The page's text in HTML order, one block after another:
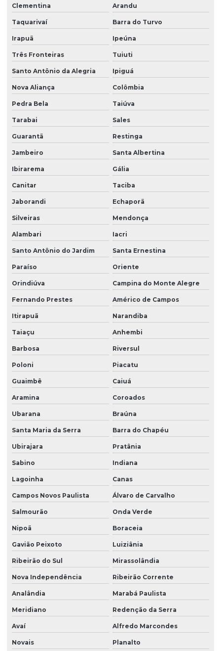
Clementina Arandu
Taquarivaí Barra do Turvo
Irapuã Ipeúna
Três Fronteiras Tuiuti
Santo Antônio da Alegria Ipiguá
Nova Aliança Colômbia
Pedra Bela Taiúva
Tarabai Sales
Guarantã Restinga
Jambeiro Santa Albertina
Ibirarema Gália
Canitar Taciba
Jaborandi Echaporã
Silveiras Mendonça
Alambari Iacri
Santo Antônio do Jardim Santa Ernestina
Paraíso Oriente
Orindiúva Campina do Monte Alegre
Fernando Prestes Américo de Campos
Itirapuã Narandiba
Taiaçu Anhembi
Barbosa Riversul
Poloni Piacatu
Guaimbê Caiuá
Aramina Coroados
Ubarana Braúna
Santa Maria da Serra Barra do Chapéu
Ubirajara Pratânia
Sabino Indiana
Lagoinha Canas
Campos Novos Paulista Álvaro de Carvalho
Salmourão Onda Verde
Nipoã Boraceia
Gavião Peixoto Luiziânia
Ribeirão do Sul Mirassolândia
Nova Independência Ribeirão Corrente
Analândia Marabá Paulista
Meridiano Redenção da Serra
Avaí Alfredo Marcondes
Novais Planalto